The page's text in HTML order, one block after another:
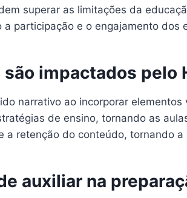
superar as limitações da
participação e o engajamento dos
impactados pelo
narrativo ao incorporar
de ensino, tornando as
retenção do conteúdo, tornando
auxiliar na